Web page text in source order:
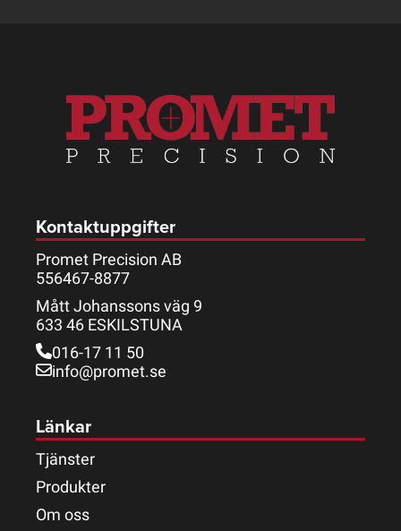
Kontaktuppgifter
Promet Precision AB
556467-8877
Mått Johanssons väg 9
633 46 ESKILSTUNA
016-17 11 50
info@promet.se
Länkar
Tjänster
Produkter
Om oss